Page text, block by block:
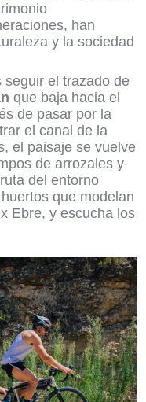
han
y la sociedad
seguir el trazado de
que baja hacia el
de pasar por la
el canal de la
el paisaje se vuelve
de arrozales y
del entorno
que modelan
Ebre, y escucha los